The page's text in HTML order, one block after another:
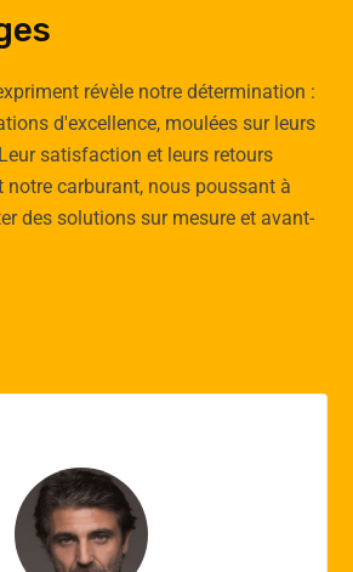
révèle notre détermination :
d'excellence, moulées sur leurs
satisfaction et leurs retours
notre carburant, nous poussant à
des solutions sur mesure et avant-